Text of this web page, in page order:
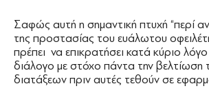
Σαφώς αυτή η σημαντική πτυχή “περί
της προστασίας του ευάλωτου
πρέπει να επικρατήσει κατά κύριο
διάλογο με στόχο πάντα την βελτίωση
διατάξεων πριν αυτές τεθούν σε